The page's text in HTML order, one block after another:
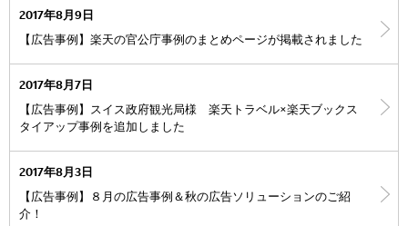
2017年8月9日
【広告事例】楽天の官公庁事例のまとめページが掲載されました
2017年8月7日
【広告事例】スイス政府観光局様 楽天トラベル×楽天ブックス
タイアップ事例を追加しました
2017年8月3日
【広告事例】８月の広告事例＆秋の広告ソリューションのご紹
介！